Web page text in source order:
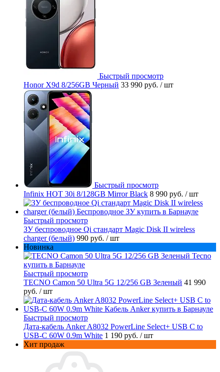
Быстрый просмотр
Honor X9d 8/256GB Черный 33 990 руб. / шт
Быстрый просмотр
Infinix HOT 30i 8/128GB Mirror Black 8 990 руб. / шт
Быстрый просмотр
ЗУ беспроводное Qi стандарт Magic Disk II wireless
charger (белый) 990 руб. / шт
Новинка
Быстрый просмотр
TECNO Camon 50 Ultra 5G 12/256 GB Зеленый 41 990
руб. / шт
Быстрый просмотр
Дата-кабель Anker A8032 PowerLine Select+ USB C to
USB-C 60W 0.9m White 1 190 руб. / шт
Хит продаж